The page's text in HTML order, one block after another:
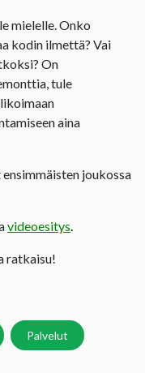
mielelle. Onko
kodin ilmettä? Vai
On
tule
aina
joukossa
videoesitys.
ratkaisu!
Palvelut